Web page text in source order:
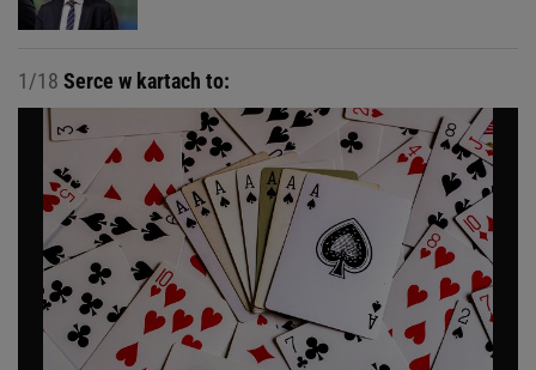
1/18 Serce w kartach to: